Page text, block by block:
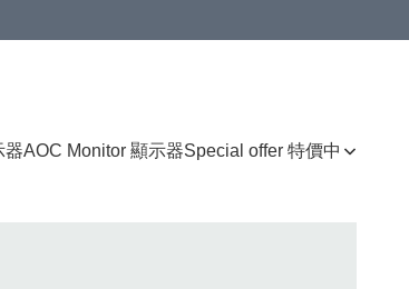
器AOC Monitor 顯示器Special offer 特價中